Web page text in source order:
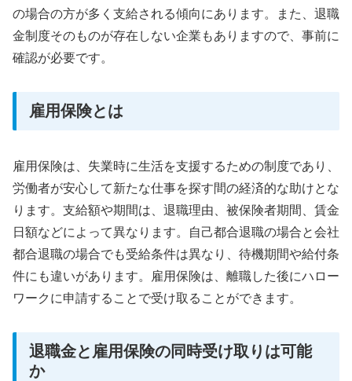
の場合の方が多く支給される傾向にあります。また、退職
金制度そのものが存在しない企業もありますので、事前に
確認が必要です。
雇用保険とは
雇用保険は、失業時に生活を支援するための制度であり、
労働者が安心して新たな仕事を探す間の経済的な助けとな
ります。支給額や期間は、退職理由、被保険者期間、賃金
日額などによって異なります。自己都合退職の場合と会社
都合退職の場合でも受給条件は異なり、待機期間や給付条
件にも違いがあります。雇用保険は、離職した後にハロー
ワークに申請することで受け取ることができます。
退職金と雇用保険の同時受け取りは可能
か